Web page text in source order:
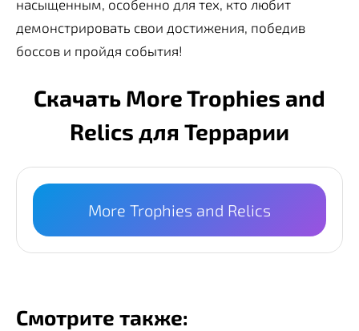
насыщенным, особенно для тех, кто любит
демонстрировать свои достижения, победив
боссов и пройдя события!
Скачать More Trophies and
Relics для Террарии
More Trophies and Relics
Смотрите также: